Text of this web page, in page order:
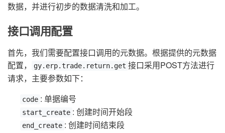
数据，并进行初步的数据清洗和加工。
接口调用配置
首先，我们需要配置接口调用的元数据。根据提供的元数据
配置，
gy.erp.trade.return.get 接口采用POST方法进行
请求，主要参数如下：
code : 单据编号
start_create : 创建时间开始段
end_create : 创建时间结束段